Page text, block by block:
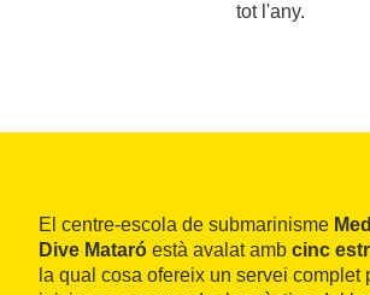
tot l'any.
El centre-escola de submarinisme
Dive Mataró està avalat amb cinc
la qual cosa ofereix un servei complet